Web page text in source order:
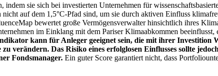
sie sich bei investierten Unternehmen für
auf dem 1,5°C-Pfad sind, um sie durch aktiven Einfluss
bewertet große Vermögensverwalter hinsichtlich ihres
im Einklang mit dem Pariser Klimaabkommen
kann für Anleger geeignet sein, die mit ihrer Investition
verändern. Das Risiko eines erfolglosen Einflusses sollte
Fondsmanager. Ein guter Score garantiert nicht, dass